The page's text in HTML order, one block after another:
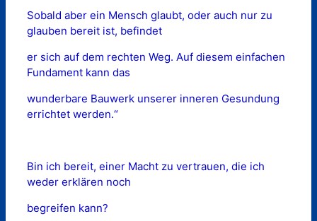
Sobald aber ein Mensch glaubt, oder auch nur zu
glauben bereit ist, befindet
er sich auf dem rechten Weg. Auf diesem einfachen
Fundament kann das
wunderbare Bauwerk unserer inneren Gesundung
errichtet werden.“
Bin ich bereit, einer Macht zu vertrauen, die ich
weder erklären noch
begreifen kann?